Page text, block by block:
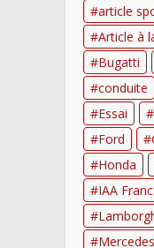
article
Article à
Bugatti
conduite
Essai
Ford
Honda
IAA
Mercedes